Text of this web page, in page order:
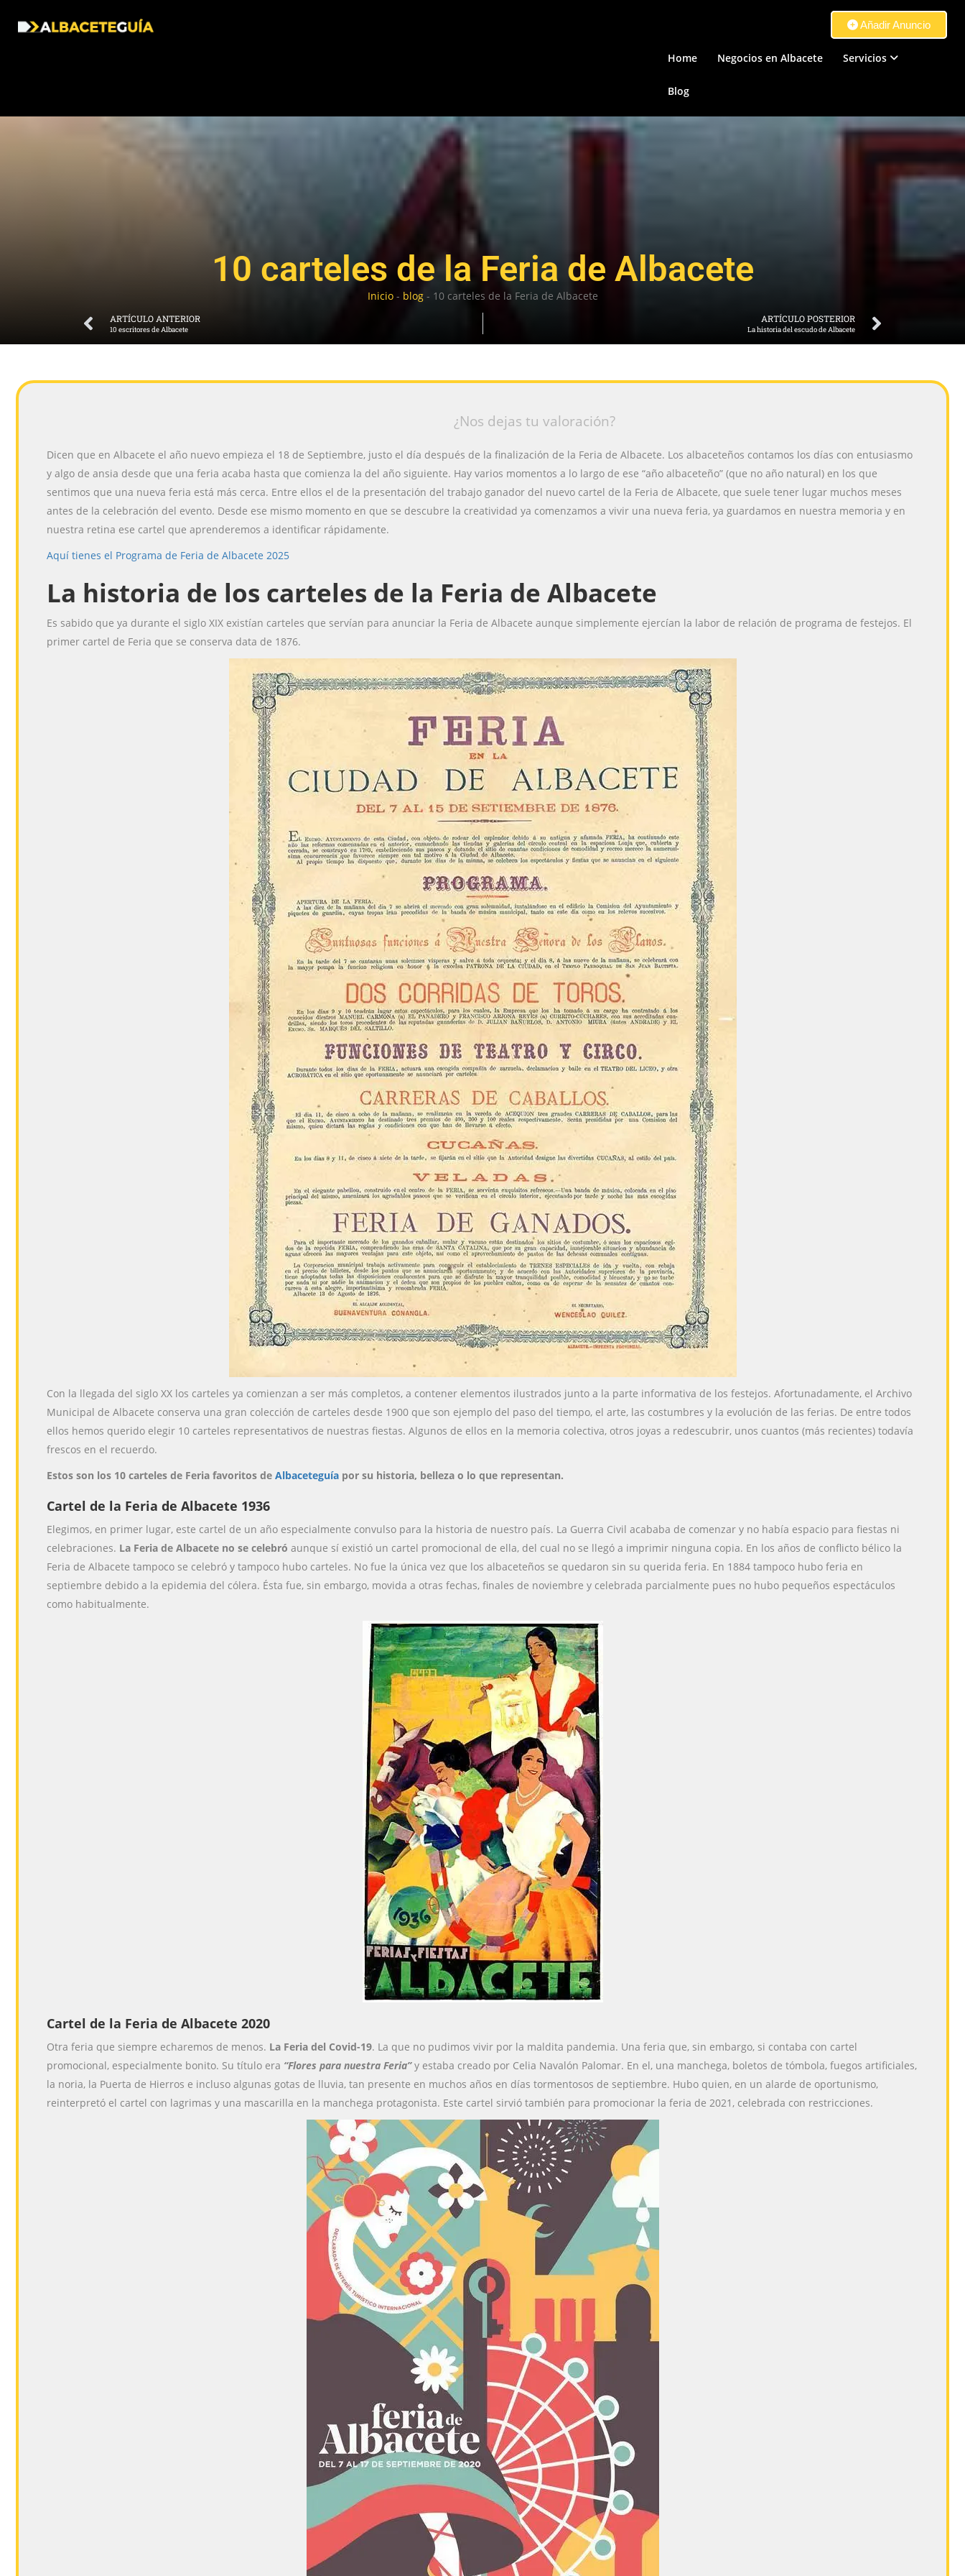
Añadir Anuncio
Home Negocios en Albacete Servicios
Blog
10 carteles de la Feria de Albacete
Inicio- blog- 10 carteles de la Feria de Albacete
ARTÍCULO ANTERIOR
10 escritores de Albacete
ARTÍCULO POSTERIOR
La historia del escudo de Albacete
¿Nos dejas tu valoración?
Dicen que en Albacete el año nuevo empieza el 18 de Septiembre, justo el día después de la finalización de la Feria de Albacete. Los albaceteños contamos los días con entusiasmo
y algo de ansia desde que una feria acaba hasta que comienza la del año siguiente. Hay varios momentos a lo largo de ese “año albaceteño” (que no año natural) en los que
sentimos que una nueva feria está más cerca. Entre ellos el de la presentación del trabajo ganador del nuevo cartel de la Feria de Albacete, que suele tener lugar muchos meses
antes de la celebración del evento. Desde ese mismo momento en que se descubre la creatividad ya comenzamos a vivir una nueva feria, ya guardamos en nuestra memoria y en
nuestra retina ese cartel que aprenderemos a identificar rápidamente.
Aquí tienes el Programa de Feria de Albacete 2025
La historia de los carteles de la Feria de Albacete
Es sabido que ya durante el siglo XIX existían carteles que servían para anunciar la Feria de Albacete aunque simplemente ejercían la labor de relación de programa de festejos. El
primer cartel de Feria que se conserva data de 1876.
Con la llegada del siglo XX los carteles ya comienzan a ser más completos, a contener elementos ilustrados junto a la parte informativa de los festejos. Afortunadamente, el Archivo
Municipal de Albacete conserva una gran colección de carteles desde 1900 que son ejemplo del paso del tiempo, el arte, las costumbres y la evolución de las ferias. De entre todos
ellos hemos querido elegir 10 carteles representativos de nuestras fiestas. Algunos de ellos en la memoria colectiva, otros joyas a redescubrir, unos cuantos (más recientes) todavía
frescos en el recuerdo.
Estos son los 10 carteles de Feria favoritos de Albaceteguía por su historia, belleza o lo que representan.
Cartel de la Feria de Albacete 1936
Elegimos, en primer lugar, este cartel de un año especialmente convulso para la historia de nuestro país. La Guerra Civil acababa de comenzar y no había espacio para fiestas ni
celebraciones. La Feria de Albacete no se celebró aunque sí existió un cartel promocional de ella, del cual no se llegó a imprimir ninguna copia. En los años de conflicto bélico la
Feria de Albacete tampoco se celebró y tampoco hubo carteles. No fue la única vez que los albaceteños se quedaron sin su querida feria. En 1884 tampoco hubo feria en
septiembre debido a la epidemia del cólera. Ésta fue, sin embargo, movida a otras fechas, finales de noviembre y celebrada parcialmente pues no hubo pequeños espectáculos
como habitualmente.
Cartel de la Feria de Albacete 2020
Otra feria que siempre echaremos de menos. La Feria del Covid-19. La que no pudimos vivir por la maldita pandemia. Una feria que, sin embargo, si contaba con cartel
promocional, especialmente bonito. Su título era “Flores para nuestra Feria”y estaba creado por Celia Navalón Palomar. En el, una manchega, boletos de tómbola, fuegos artificiales,
la noria, la Puerta de Hierros e incluso algunas gotas de lluvia, tan presente en muchos años en días tormentosos de septiembre. Hubo quien, en un alarde de oportunismo,
reinterpretó el cartel con lagrimas y una mascarilla en la manchega protagonista. Este cartel sirvió también para promocionar la feria de 2021, celebrada con restricciones.